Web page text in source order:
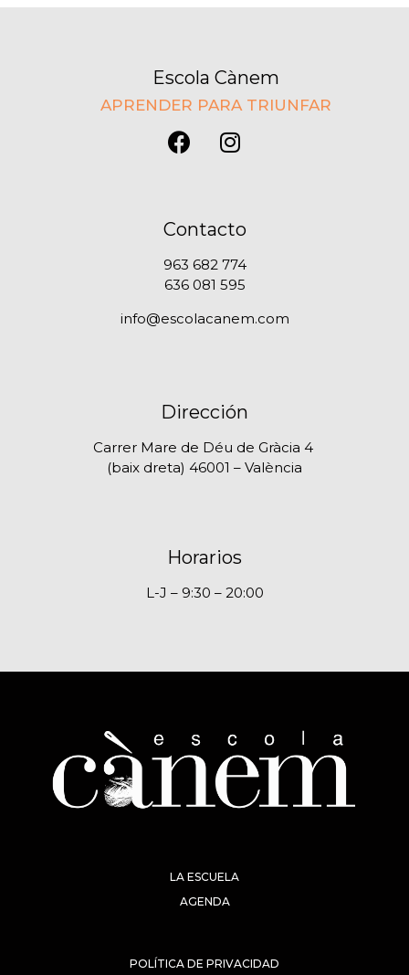
Escola Cànem
APRENDER PARA TRIUNFAR
Contacto
963 682 774
636 081 595
info@escolacanem.com
Dirección
Carrer Mare de Déu de Gràcia 4
(baix dreta) 46001 – València
Horarios
L-J – 9:30 – 20:00
LA ESCUELA
AGENDA
POLÍTICA DE PRIVACIDAD